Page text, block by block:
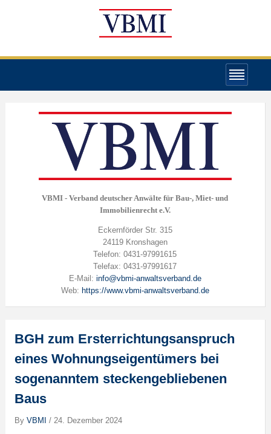
VBMI - Verband deutscher Anwälte für Bau-, Miet- und
Immobilienrecht e.V.
Eckernförder Str. 315
24119 Kronshagen
Telefon: 0431-97991615
Telefax: 0431-97991617
E-Mail: info@vbmi-anwaltsverband.de
Web: https://www.vbmi-anwaltsverband.de
BGH zum Ersterrichtungsanspruch
eines Wohnungseigentümers bei
sogenanntem steckengebliebenen
Baus
By VBMI / 24. Dezember 2024